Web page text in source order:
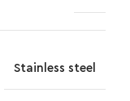
Stainless steel